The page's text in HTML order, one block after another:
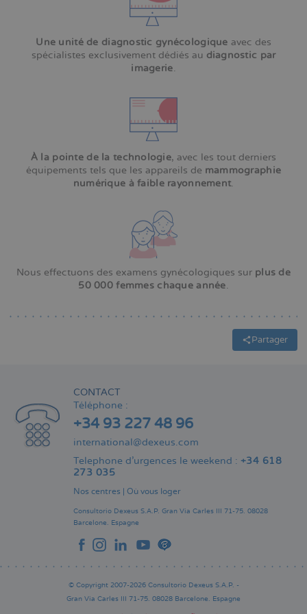
Une unité de diagnostic gynécologique avec des
spécialistes exclusivement dédiés au diagnostic par
imagerie.
À la pointe de la technologie, avec les tout derniers
équipements tels que les appareils de mammographie
numérique à faible rayonnement.
Nous effectuons des examens gynécologiques sur plus de
50 000 femmes chaque année.
Partager
CONTACT
Téléphone :
+34 93 227 48 96
international@dexeus.com
Telephone d’urgences le weekend : +34 618
273 035
Nos centres | Où vous loger
Consultorio Dexeus S.A.P. Gran Via Carles III 71-75. 08028
Barcelone. Espagne
© Copyright 2007-2026 Consultorio Dexeus S.A.P. -
Gran Via Carles III 71-75. 08028 Barcelone. Espagne